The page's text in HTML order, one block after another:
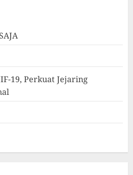
19, Perkuat Jejaring